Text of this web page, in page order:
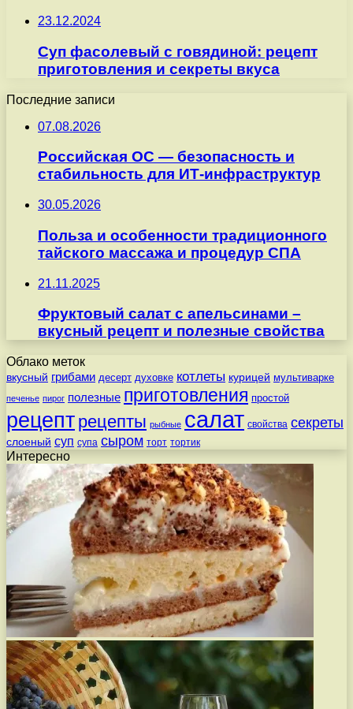
23.12.2024
Суп фасолевый с говядиной: рецепт
приготовления и секреты вкуса
Последние записи
07.08.2026
Российская ОС — безопасность и
стабильность для ИТ-инфраструктур
30.05.2026
Польза и особенности традиционного
тайского массажа и процедур СПА
21.11.2025
Фруктовый салат с апельсинами –
вкусный рецепт и полезные свойства
Облако меток
вкусный грибами десерт духовке котлеты курицей мультиварке
печенье пирог полезные приготовления простой
рецепт рецепты рыбные салат свойства секреты
слоеный суп супа сыром торт тортик
Интересно